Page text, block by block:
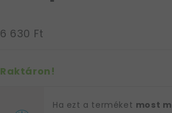
6 630 Ft
Raktáron!
Ha ezt a terméket most